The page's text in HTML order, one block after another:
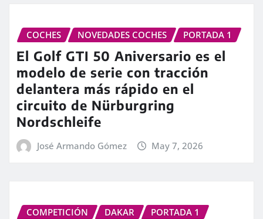
COCHES NOVEDADES COCHES PORTADA 1
El Golf GTI 50 Aniversario es el
modelo de serie con tracción
delantera más rápido en el
circuito de Nürburgring
Nordschleife
José Armando Gómez May 7, 2026
COMPETICIÓN DAKAR PORTADA 1